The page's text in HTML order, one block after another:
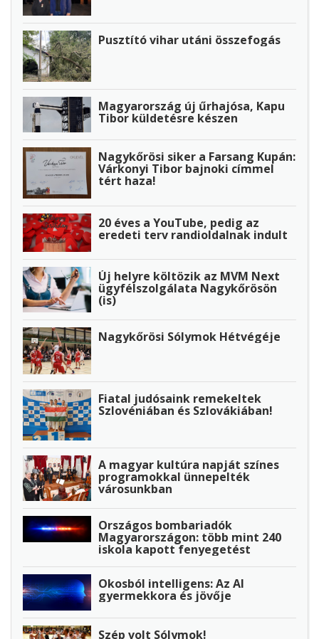
Pusztító vihar utáni összefogás
Magyarország új űrhajósa, Kapu
Tibor küldetésre készen
Nagykőrösi siker a Farsang Kupán:
Várkonyi Tibor bajnoki címmel
tért haza!
20 éves a YouTube, pedig az
eredeti terv randioldalnak indult
Új helyre költözik az MVM Next
ügyfélszolgálata Nagykőrösön
(is)
Nagykőrösi Sólymok Hétvégéje
Fiatal judósaink remekeltek
Szlovéniában és Szlovákiában!
A magyar kultúra napját színes
programokkal ünnepelték
városunkban
Országos bombariadók
Magyarországon: több mint 240
iskola kapott fenyegetést
Okosból intelligens: Az AI
gyermekkora és jövője
Szép volt Sólymok!